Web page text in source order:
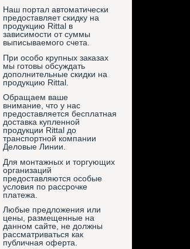
Наш портал автоматически
предоставляет скидку на
продукцию Rittal в
зависимости от суммы
выписываемого счета.
При особо крупных заказах
мы готовы обсуждать
дополнительные скидки на
продукцию Rittal.
Обращаем ваше
внимание, что у нас
предоставляется бесплатная
доставка купленной
продукции Rittal до
транспортной компании
Деловые Линии.
Для монтажных и торгующих
организаций
предоставляются особые
условия по рассрочке
платежа.
Любые предложения или
цены, размещенные на
данном сайте, не должны
рассматриваться как
публичная оферта.